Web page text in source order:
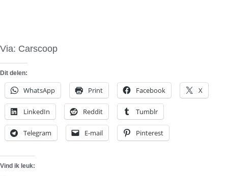
Via: Carscoop
Dit delen:
WhatsApp Print Facebook X
LinkedIn Reddit Tumblr
Telegram E-mail Pinterest
Vind ik leuk: